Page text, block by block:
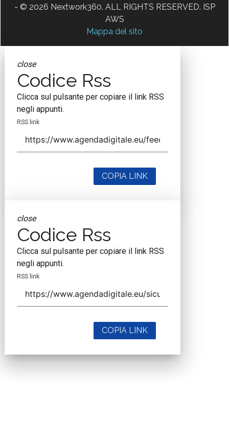
- © 2026 Nextwork360. ALL RIGHTS RESERVED. ISP
AWS
Mappa del sito
close
Codice Rss
Clicca sul pulsante per copiare il link RSS
negli appunti.
RSS link
COPIA LINK
close
Codice Rss
Clicca sul pulsante per copiare il link RSS
negli appunti.
RSS link
COPIA LINK